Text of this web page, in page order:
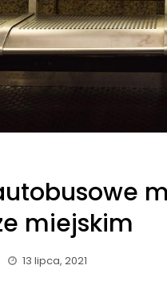
miejskim
13 lipca, 2021